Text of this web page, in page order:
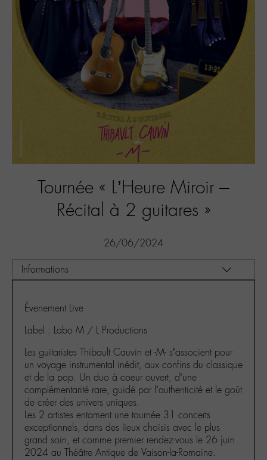
Tournée « L’Heure Miroir –
Récital à 2 guitares »
26/06/2024
Évenement Live
Label : Labo M / L Productions
Les guitaristes Thibault Cauvin et -M- s’associent pour
un voyage instrumental inédit, aux confins du classique
et de la pop. Un duo à coeur ouvert, d’une
complémentarité rare, guidé par l’authenticité et le goût
de créer des univers uniques.
Les 2 artistes entament une tournée 31 concerts
exceptionnels, dans des lieux choisis avec le plus
grand soin, et comme premier rendez-vous le 26 juin
2024 au Théâtre Antique de Vaison-la-Romaine.